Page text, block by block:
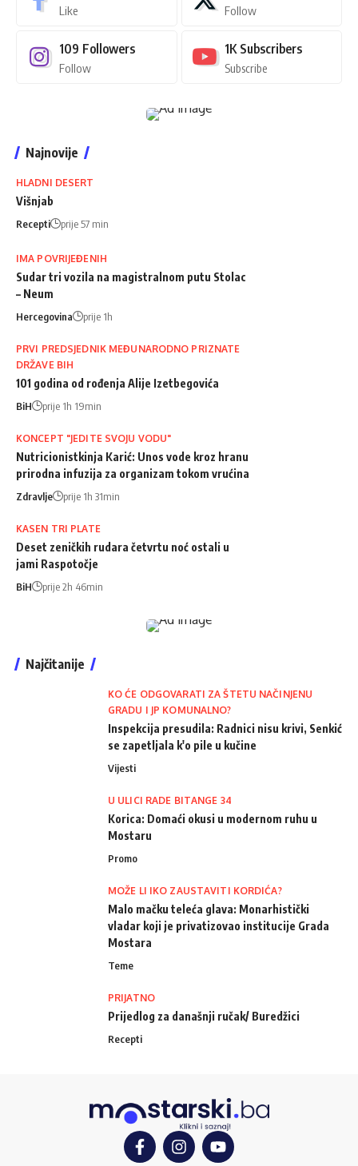
Like Follow
109 Followers
Follow
1K Subscribers
Subscribe
Najnovije
HLADNI DESERT
Višnjab
Recepti prije 57 min
IMA POVRIJEĐENIH
Sudar tri vozila na magistralnom putu Stolac
– Neum
Hercegovina prije 1h
PRVI PREDSJEDNIK MEĐUNARODNO PRIZNATE
DRŽAVE BIH
101 godina od rođenja Alije Izetbegovića
BiH prije 1h 19min
KONCEPT "JEDITE SVOJU VODU"
Nutricionistkinja Karić: Unos vode kroz hranu
prirodna infuzija za organizam tokom vrućina
Zdravlje prije 1h 31min
KASEN TRI PLATE
Deset zeničkih rudara četvrtu noć ostali u
jami Raspotočje
BiH prije 2h 46min
Najčitanije
KO ĆE ODGOVARATI ZA ŠTETU NAČINJENU
GRADU I JP KOMUNALNO?
Inspekcija presudila: Radnici nisu krivi, Senkić
se zapetljala k'o pile u kučine
Vijesti
U ULICI RADE BITANGE 34
Korica: Domaći okusi u modernom ruhu u
Mostaru
Promo
MOŽE LI IKO ZAUSTAVITI KORDIĆA?
Malo mačku teleća glava: Monarhistički
vladar koji je privatizovao institucije Grada
Mostara
Teme
PRIJATNO
Prijedlog za današnji ručak/ Buredžici
Recepti